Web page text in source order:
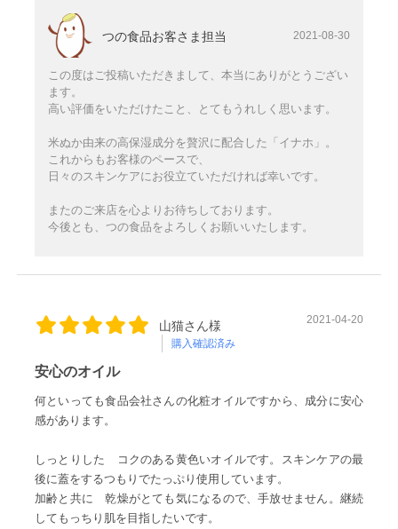
つの食品お客さま担当 2021-08-30
この度はご投稿いただきまして、本当にありがとうござい
ます。
高い評価をいただけたこと、とてもうれしく思います。
米ぬか由来の高保湿成分を贅沢に配合した「イナホ」。
これからもお客様のペースで、
日々のスキンケアにお役立ていただければ幸いです。
またのご来店を心よりお待ちしております。
今後とも、つの食品をよろしくお願いいたします。
山猫さん様
購入確認済み
2021-04-20
安心のオイル
何といっても食品会社さんの化粧オイルですから、成分に安心
感があります。
しっとりした コクのある黄色いオイルです。スキンケアの最
後に蓋をするつもりでたっぷり使用しています。
加齢と共に 乾燥がとても気になるので、手放せません。継続
してもっちり肌を目指したいです。